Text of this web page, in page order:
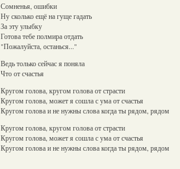
Сомненья, ошибки
Ну сколько ещё на гуще гадать
За эту улыбку
Готова тебе полмира отдать
"Пожалуйста, останься..."
Ведь только сейчас я поняла
Что от счастья
Кругом голова, кругом голова от страсти
Кругом голова, может я сошла с ума от счастья
Кругом голова и не нужны слова когда ты рядом, рядом
Кругом голова, кругом голова от страсти
Кругом голова, может я сошла с ума от счастья
Кругом голова и не нужны слова когда ты рядом, рядом